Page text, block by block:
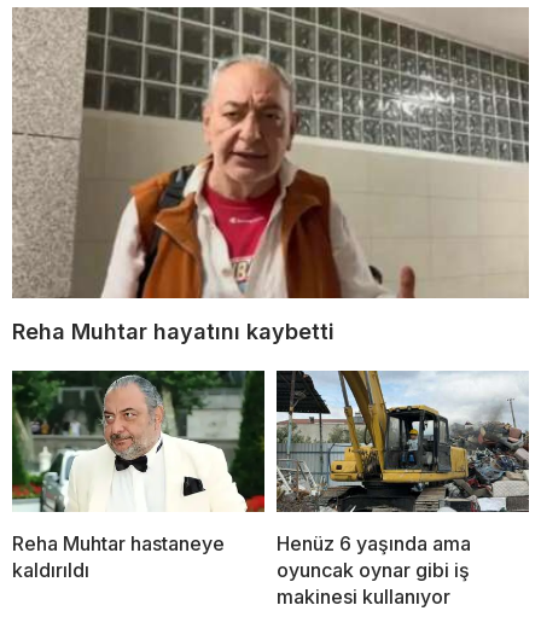
Reha Muhtar hayatını kaybetti
Reha Muhtar hastaneye
kaldırıldı
Henüz 6 yaşında ama
oyuncak oynar gibi iş
makinesi kullanıyor